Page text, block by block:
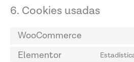
6. Cookies usadas
WooCommerce
Elementor